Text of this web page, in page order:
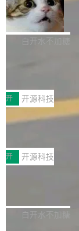
_amf) filter
通 ProRes RAW
V ...
on OpenCode Go.
DeepSeek一天消
注意这是
不完。」5T 来自
NetBSD 11.0 正
NetBSD 11.0 现
作系统的第十八个
ve JH71XX 的设备
64 STAR64，以及
-2024 和 C23 编程
_linux(8) 增强了
括 epoll（围绕
列、...
白开水不加糖
案
享会在上海举办。
台鲸鸿动能协同华
发者及生态伙伴，
完整能力版图——
营、到IAA游戏的“
广告协同的全链路
的出海增长布局。
责人在开场致辞中
已不再是“多一个
开 开源科技
技嘉X3D系列再
面向AMD Ryzen
列主板阵容迎来
X3D。作为面向主
产品，B850
D平台优化上的技
更稳定、更高效的
开 开源科技
Zadig v5.0 发布
我们团队这几天最
好，是 AI 写得太
白开水不加糖